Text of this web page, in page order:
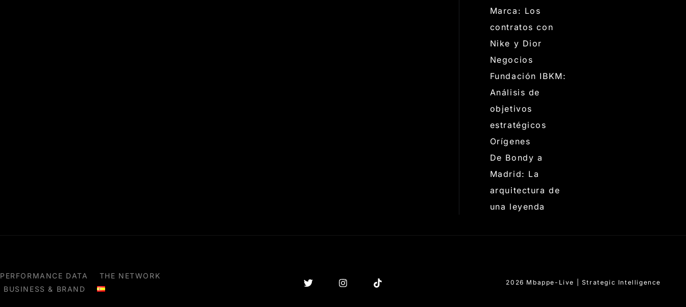
Marca: Los
contratos con
Nike y Dior
Negocios
Fundación IBKM:
Análisis de
objetivos
estratégicos
Orígenes
De Bondy a
Madrid: La
arquitectura de
una leyenda
PERFORMANCE DATA
THE NETWORK
BUSINESS & BRAND
2026 Mbappe-Live | Strategic Intelligence